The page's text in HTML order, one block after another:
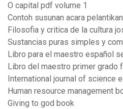
O capital pdf volume 1
Contoh susunan acara
Filosofia y critica de la cultura
Sustancias puras simples y
Libro para el maestro español
Libro del maestro primer grado
International journal of science
Human resource management
Giving to god book